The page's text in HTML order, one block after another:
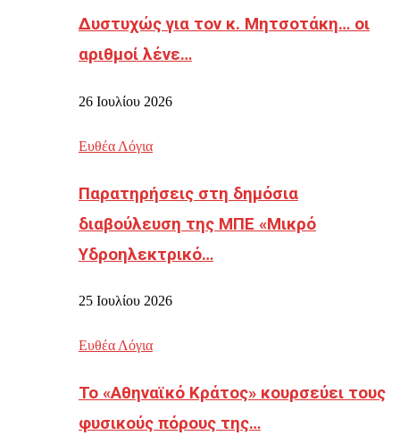
Δυστυχώς για τον κ. Μητσοτάκη… οι
αριθμοί λένε…
26 Ιουλίου 2026
Ευθέα Λόγια
Παρατηρήσεις στη δημόσια
διαβούλευση της ΜΠΕ «Μικρό
Υδροηλεκτρικό…
25 Ιουλίου 2026
Ευθέα Λόγια
Το «Αθηναϊκό Κράτος» κουρσεύει τους
φυσικούς πόρους της…